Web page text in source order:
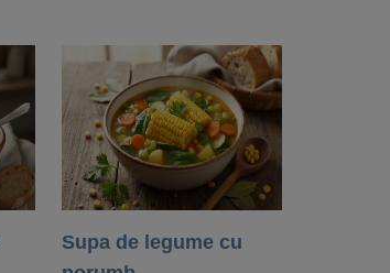
Supa de legume cu